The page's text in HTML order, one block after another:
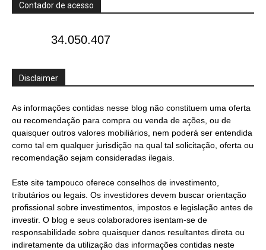
Contador de acesso
34.050.407
Disclaimer
As informações contidas nesse blog não constituem uma oferta
ou recomendação para compra ou venda de ações, ou de
quaisquer outros valores mobiliários, nem poderá ser entendida
como tal em qualquer jurisdição na qual tal solicitação, oferta ou
recomendação sejam consideradas ilegais.
Este site tampouco oferece conselhos de investimento,
tributários ou legais. Os investidores devem buscar orientação
profissional sobre investimentos, impostos e legislação antes de
investir. O blog e seus colaboradores isentam-se de
responsabilidade sobre quaisquer danos resultantes direta ou
indiretamente da utilização das informações contidas neste